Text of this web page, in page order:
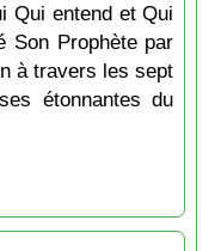
Qui entend et Qui
Son Prophète par
à travers les sept
étonnantes du